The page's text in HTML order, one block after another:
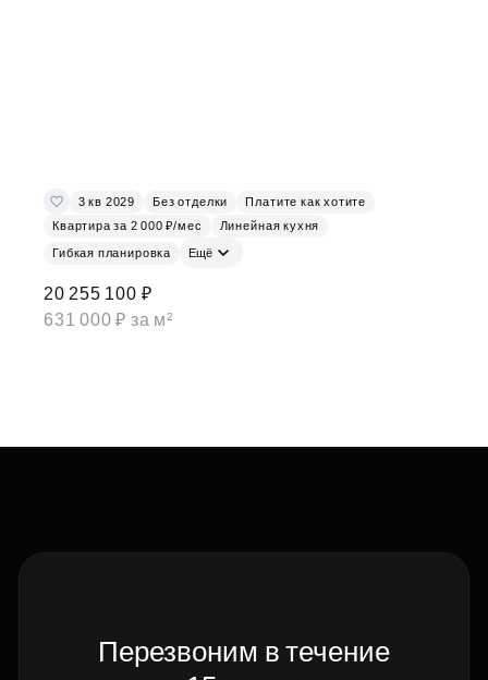
3 кв 2029 Без отделки
Платите как хотите
Квартира за 2 000 ₽/мес
Линейная кухня
Гибкая планировка Ещё
20 255 100 ₽
631 000 ₽ за м²
Перезвоним в течение